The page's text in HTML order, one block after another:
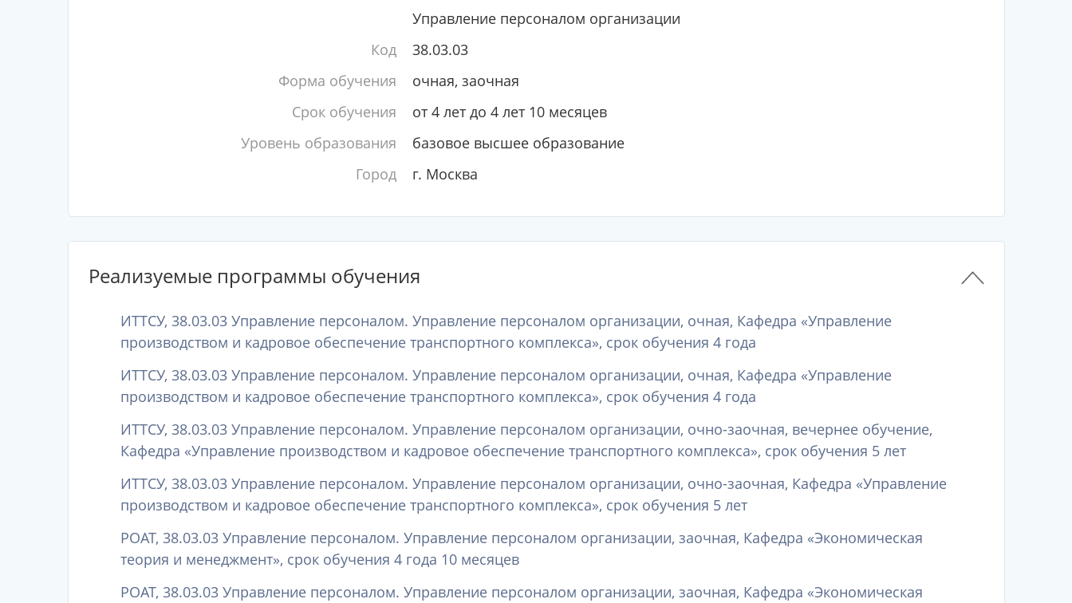
Управление персоналом организации
Код
38.03.03
Форма обучения
очная, заочная
Срок обучения
от 4 лет до 4 лет 10 месяцев
Уровень образования
базовое высшее образование
Город
г. Москва
Реализуемые программы обучения
ИТТСУ, 38.03.03 Управление персоналом. Управление персоналом организации, очная, Кафедра «Управление
производством и кадровое обеспечение транспортного комплекса», срок обучения 4 года
ИТТСУ, 38.03.03 Управление персоналом. Управление персоналом организации, очная, Кафедра «Управление
производством и кадровое обеспечение транспортного комплекса», срок обучения 4 года
ИТТСУ, 38.03.03 Управление персоналом. Управление персоналом организации, очно-заочная, вечернее обучение,
Кафедра «Управление производством и кадровое обеспечение транспортного комплекса», срок обучения 5 лет
ИТТСУ, 38.03.03 Управление персоналом. Управление персоналом организации, очно-заочная, Кафедра «Управление
производством и кадровое обеспечение транспортного комплекса», срок обучения 5 лет
РОАТ, 38.03.03 Управление персоналом. Управление персоналом организации, заочная, Кафедра «Экономическая
теория и менеджмент», срок обучения 4 года 10 месяцев
РОАТ, 38.03.03 Управление персоналом. Управление персоналом организации, заочная, Кафедра «Экономическая